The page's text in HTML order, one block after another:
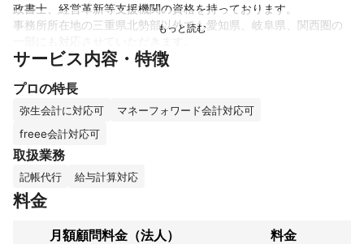
政書士、経営革新等支援機関の資格を持っております。
事務所所在地の三重県北勢部以外でも愛知県、岐阜県、関西圏の
また現在税理士会本会の中小企業支援対策部というところに所属
サービス内容・特徴
プロの特長
弥生会計に対応可
マネーフォワード会計対応可
freee会計対応可
取扱業務
記帳代行 給与計算対応
料金
月額顧問料金（法人）
料金